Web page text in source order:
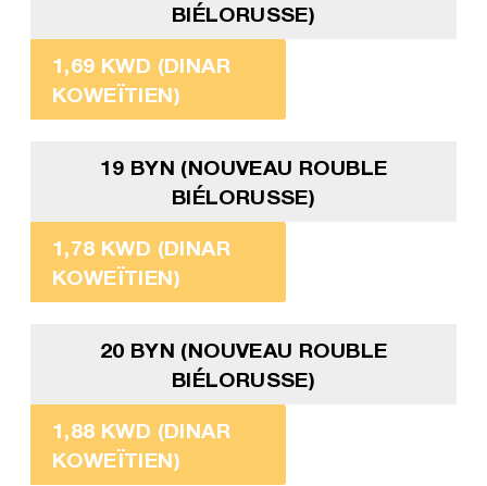
BIÉLORUSSE)
1,69 KWD (DINAR
KOWEÏTIEN)
19 BYN (NOUVEAU ROUBLE
BIÉLORUSSE)
1,78 KWD (DINAR
KOWEÏTIEN)
20 BYN (NOUVEAU ROUBLE
BIÉLORUSSE)
1,88 KWD (DINAR
KOWEÏTIEN)